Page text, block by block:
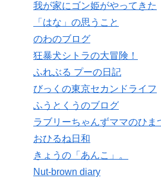
我が家にゴン姫がやってきた
「はな」の思うこと
のわのブログ
狂暴犬シトラの大冒険！
ふれぶる プーの日記
びっくの東京セカンドライフ
ふうとくうのブログ
ラブリーちゃんずママのひま
おひるね日和
きょうの「あんこ」。
Nut-brown diary